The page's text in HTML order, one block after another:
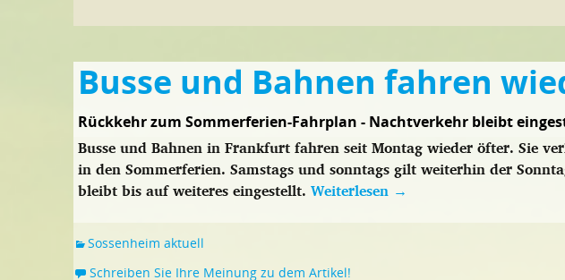
Busse und Bahnen fahren
Rückkehr zum Sommerferien-Fahrplan - Nachtverkehr bleibt
Busse und Bahnen in Frankfurt fahren seit Montag wieder öfter. Sie
in den Sommerferien. Samstags und sonntags gilt weiterhin der
bleibt bis auf weiteres eingestellt. Weiterlesen →
Sossenheim aktuell
Schreiben Sie Ihre Meinung zu dem Artikel!